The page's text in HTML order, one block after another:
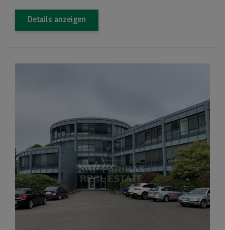
Details anzeigen